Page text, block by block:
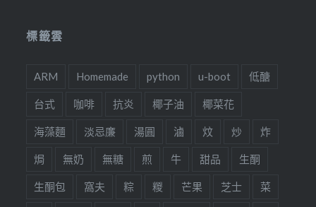
標籤雲
ARM Homemade python u-boot 低醣
台式 咖啡 抗炎 椰子油 椰菜花
海藻麵 淡忌廉 湯圓 滷 炆 炒 炸
焗 無奶 無糖 煎 牛 甜品 生酮
生酮包 窩夫 粽 糉 芒果 芝士 菜